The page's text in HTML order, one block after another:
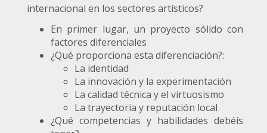
internacional en los sectores artísticos?
En primer lugar, un proyecto sólido con
factores diferenciales
¿Qué proporciona esta diferenciación?:
La identidad
La innovación y la experimentación
La calidad técnica y el virtuosismo
La trayectoria y reputación local
¿Qué competencias y habilidades debéis